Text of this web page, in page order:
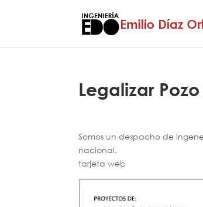
Legalizar
Somos un despacho de
nacional.
tarjeta web